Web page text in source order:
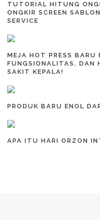
TUTORIAL HITUNG
ONGKIR SCREEN
SERVICE
MEJA HOT PRESS BARU
FUNGSIONALITAS, DAN
SAKIT KEPALA!
PRODUK BARU ENOL
APA ITU HARI ORZON